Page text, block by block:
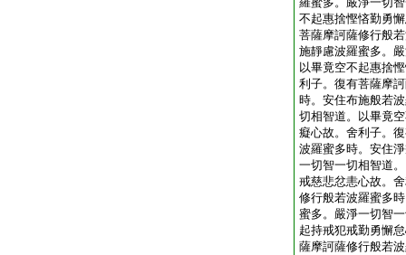
不起惠捨慳悋勤勇
菩薩摩訶薩修行般
施靜慮波羅蜜多。
以畢竟空不起惠捨
利子。復有菩薩摩
時。安住布施般若
切相智道。以畢竟
癡心故。舍利子。
波羅蜜多時。安住
一切智一切相智道
戒慈悲忿恚心故。
修行般若波羅蜜多
蜜多。嚴淨一切智
起持戒犯戒勤勇懈
薩摩訶薩修行般若